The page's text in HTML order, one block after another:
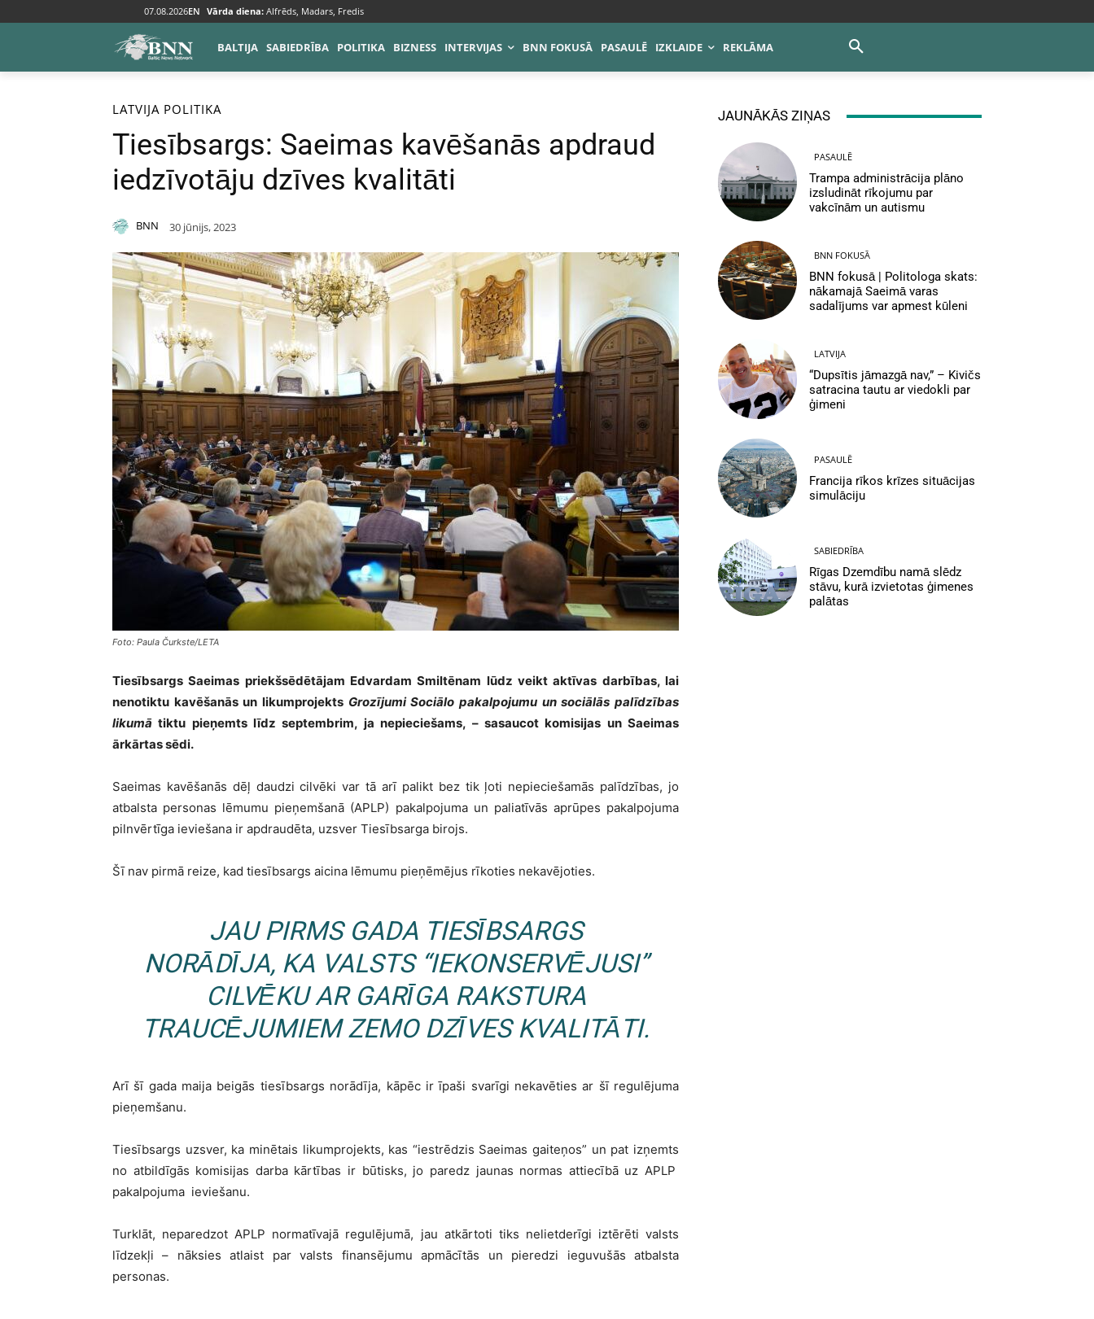
07.08.2026EN Vārda diena: Alfrēds, Madars, Fredis
BALTIJA SABIEDRĪBA POLITIKA BIZNESS INTERVIJAS BNN FOKUSĀ PASAULĒ IZKLAIDE REKLĀMA
Sākums Baltija Latvija
LATVIJA POLITIKA
Tiesībsargs: Saeimas kavēšanās apdraud
iedzīvotāju dzīves kvalitāti
BNN 30 jūnijs, 2023
Foto: Paula Čurkste/LETA
Tiesībsargs Saeimas priekšsēdētājam Edvardam Smiltēnam lūdz veikt aktīvas darbības, lai
nenotiktu kavēšanās un likumprojekts Grozījumi Sociālo pakalpojumu un sociālās palīdzības
likumā tiktu pieņemts līdz septembrim, ja nepieciešams, – sasaucot komisijas un Saeimas
ārkārtas sēdi.
Saeimas kavēšanās dēļ daudzi cilvēki var tā arī palikt bez tik ļoti nepieciešamās palīdzības, jo
atbalsta personas lēmumu pieņemšanā (APLP) pakalpojuma un paliatīvās aprūpes pakalpojuma
pilnvērtīga ieviešana ir apdraudēta, uzsver Tiesībsarga birojs.
Šī nav pirmā reize, kad tiesībsargs aicina lēmumu pieņēmējus rīkoties nekavējoties.
JAU PIRMS GADA TIESĪBSARGS
NORĀDĪJA, KA VALSTS “IEKONSERVĒJUSI”
CILVĒKU AR GARĪGA RAKSTURA
TRAUCĒJUMIEM ZEMO DZĪVES KVALITĀTI.
Arī šī gada maija beigās tiesībsargs norādīja, kāpēc ir īpaši svarīgi nekavēties ar šī regulējuma
pieņemšanu.
Tiesībsargs uzsver, ka minētais likumprojekts, kas “iestrēdzis Saeimas gaiteņos” un pat izņemts
no atbildīgās komisijas darba kārtības ir būtisks, jo paredz jaunas normas attiecībā uz APLP
pakalpojuma ieviešanu.
Turklāt, neparedzot APLP normatīvajā regulējumā, jau atkārtoti tiks nelietderīgi iztērēti valsts
līdzekļi – nāksies atlaist par valsts finansējumu apmācītās un pieredzi ieguvušās atbalsta
personas.
JAUNĀKĀS ZIŅAS
PASAULĒ
Trampa administrācija plāno
izsludināt rīkojumu par
vakcīnām un autismu
BNN FOKUSĀ
BNN fokusā | Politologa skats:
nākamajā Saeimā varas
sadalījums var apmest kūleni
LATVIJA
“Dupsītis jāmazgā nav,” – Kivičs
satracina tautu ar viedokli par
ģimeni
PASAULĒ
Francija rīkos krīzes situācijas
simulāciju
SABIEDRĪBA
Rīgas Dzemdību namā slēdz
stāvu, kurā izvietotas ģimenes
palātas